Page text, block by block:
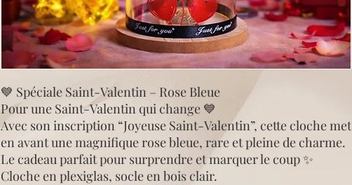
💙 Spéciale Saint-Valentin – Rose Bleue
Pour une Saint-Valentin qui change 💙
Avec son inscription “Joyeuse Saint-Valentin”, cette cloche met
en avant une magnifique rose bleue, rare et pleine de charme.
Le cadeau parfait pour surprendre et marquer le coup ✨
Cloche en plexiglas, socle en bois clair.